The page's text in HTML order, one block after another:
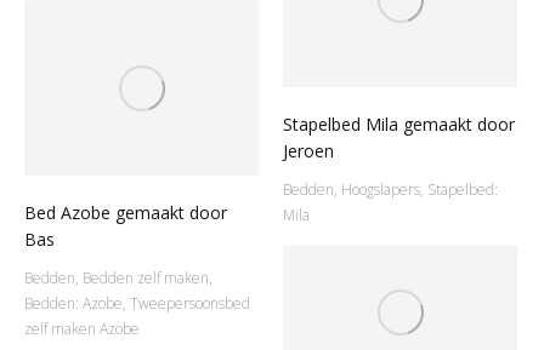
Stapelbed Mila gemaakt door
Jeroen
Bedden, Hoogslapers, Stapelbed:
Mila
Bed Azobe gemaakt door
Bas
Bedden, Bedden zelf maken,
Bedden: Azobe, Tweepersoonsbed
zelf maken Azobe